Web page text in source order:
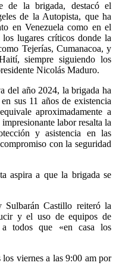
de la brigada, destacó el
de la Autopista, que ha
en Venezuela como en el
lugares críticos donde la
Tejerías, Cumanacoa, y
siempre siguiendo los
Nicolás Maduro.
del año 2024, la brigada ha
sus 11 años de existencia
aproximadamente a
labor resalta la
y asistencia en las
con la seguridad
aspira a que la brigada se
Castillo reiteró la
y el uso de equipos de
todos que «en casa los
viernes a las 9:00 am por